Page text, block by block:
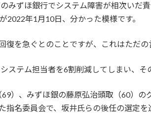
みずほ銀行でシステム障害が相次いだ
年1月10日、分かった模様です。
を急ぐとのことですが、これはただの
ステム担当者を6割削減してしまい、そ
）、みずほ銀の藤原弘治頭取（60）
指名委員会で、坂井氏らの後任の選定